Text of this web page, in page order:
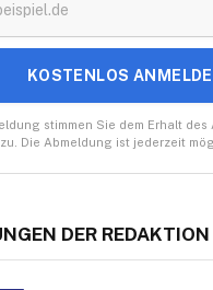
KOSTENLOS
stimmen Sie dem Erhalt
Die Abmeldung ist jederzeit
DER REDAKTION